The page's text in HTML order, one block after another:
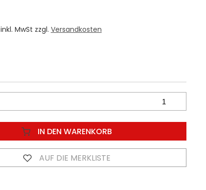
inkl. MwSt zzgl. Versandkosten
IN DEN WARENKORB
AUF DIE MERKLISTE